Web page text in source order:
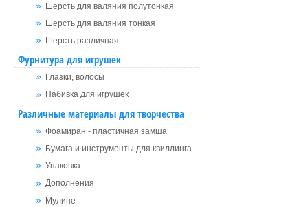
Шерсть для валяния полутонкая
Шерсть для валяния тонкая
Шерсть различная
Фурнитура для игрушек
Глазки, волосы
Набивка для игрушек
Различные материалы для творчества
Фоамиран - пластичная замша
Бумага и инструменты для квиллинга
Упаковка
Дополнения
Мулине